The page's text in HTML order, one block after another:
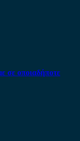
σε οποιαδήποτε